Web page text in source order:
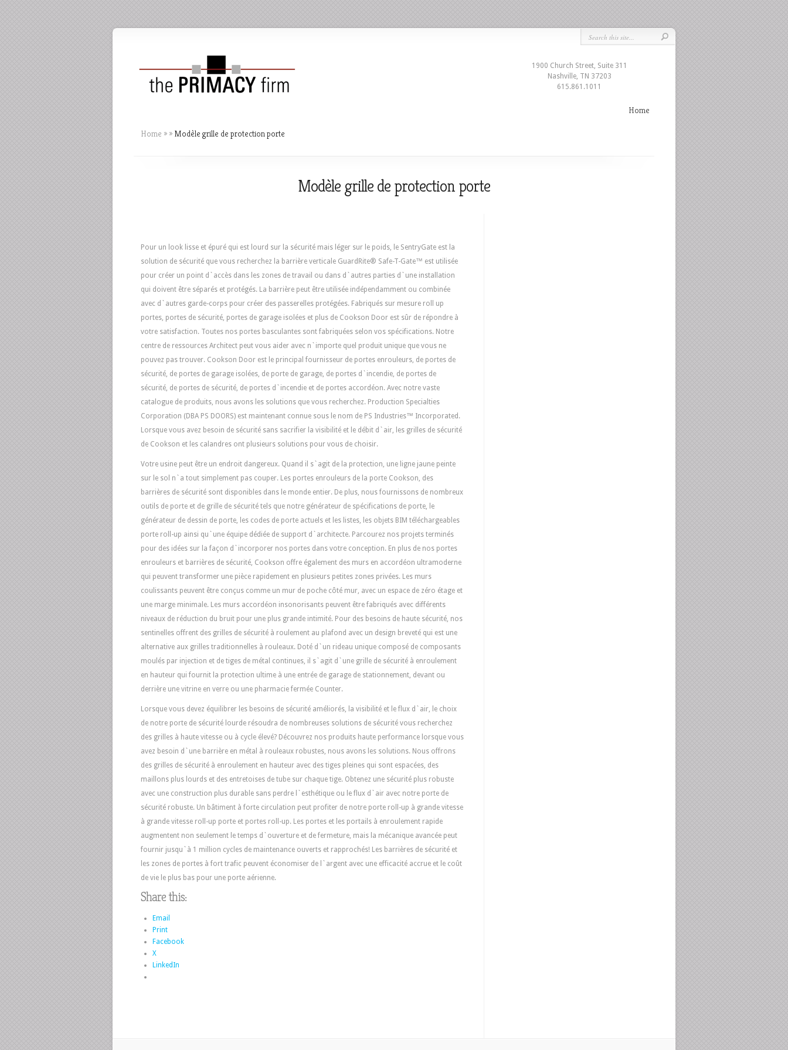
1900 Church Street, Suite 311
Nashville, TN 37203
615.861.1011
Home
Home » » Modèle grille de protection porte
Modèle grille de protection porte
Pour un look lisse et épuré qui est lourd sur la sécurité mais léger sur le poids, le SentryGate est la
solution de sécurité que vous recherchez la barrière verticale GuardRite® Safe-T-Gate™ est utilisée
pour créer un point d`accès dans les zones de travail ou dans d`autres parties d`une installation
qui doivent être séparés et protégés. La barrière peut être utilisée indépendamment ou combinée
avec d`autres garde-corps pour créer des passerelles protégées. Fabriqués sur mesure roll up
portes, portes de sécurité, portes de garage isolées et plus de Cookson Door est sûr de répondre à
votre satisfaction. Toutes nos portes basculantes sont fabriquées selon vos spécifications. Notre
centre de ressources Architect peut vous aider avec n`importe quel produit unique que vous ne
pouvez pas trouver. Cookson Door est le principal fournisseur de portes enrouleurs, de portes de
sécurité, de portes de garage isolées, de porte de garage, de portes d`incendie, de portes de
sécurité, de portes de sécurité, de portes d`incendie et de portes accordéon. Avec notre vaste
catalogue de produits, nous avons les solutions que vous recherchez. Production Specialties
Corporation (DBA PS DOORS) est maintenant connue sous le nom de PS Industries™ Incorporated.
Lorsque vous avez besoin de sécurité sans sacrifier la visibilité et le débit d`air, les grilles de sécurité
de Cookson et les calandres ont plusieurs solutions pour vous de choisir.
Votre usine peut être un endroit dangereux. Quand il s`agit de la protection, une ligne jaune peinte
sur le sol n`a tout simplement pas couper. Les portes enrouleurs de la porte Cookson, des
barrières de sécurité sont disponibles dans le monde entier. De plus, nous fournissons de nombreux
outils de porte et de grille de sécurité tels que notre générateur de spécifications de porte, le
générateur de dessin de porte, les codes de porte actuels et les listes, les objets BIM téléchargeables
porte roll-up ainsi qu`une équipe dédiée de support d`architecte. Parcourez nos projets terminés
pour des idées sur la façon d`incorporer nos portes dans votre conception. En plus de nos portes
enrouleurs et barrières de sécurité, Cookson offre également des murs en accordéon ultramoderne
qui peuvent transformer une pièce rapidement en plusieurs petites zones privées. Les murs
coulissants peuvent être conçus comme un mur de poche côté mur, avec un espace de zéro étage et
une marge minimale. Les murs accordéon insonorisants peuvent être fabriqués avec différents
niveaux de réduction du bruit pour une plus grande intimité. Pour des besoins de haute sécurité, nos
sentinelles offrent des grilles de sécurité à roulement au plafond avec un design breveté qui est une
alternative aux grilles traditionnelles à rouleaux. Doté d`un rideau unique composé de composants
moulés par injection et de tiges de métal continues, il s`agit d`une grille de sécurité à enroulement
en hauteur qui fournit la protection ultime à une entrée de garage de stationnement, devant ou
derrière une vitrine en verre ou une pharmacie fermée Counter.
Lorsque vous devez équilibrer les besoins de sécurité améliorés, la visibilité et le flux d`air, le choix
de notre porte de sécurité lourde résoudra de nombreuses solutions de sécurité vous recherchez
des grilles à haute vitesse ou à cycle élevé? Découvrez nos produits haute performance lorsque vous
avez besoin d`une barrière en métal à rouleaux robustes, nous avons les solutions. Nous offrons
des grilles de sécurité à enroulement en hauteur avec des tiges pleines qui sont espacées, des
maillons plus lourds et des entretoises de tube sur chaque tige. Obtenez une sécurité plus robuste
avec une construction plus durable sans perdre l`esthétique ou le flux d`air avec notre porte de
sécurité robuste. Un bâtiment à forte circulation peut profiter de notre porte roll-up à grande vitesse
à grande vitesse roll-up porte et portes roll-up. Les portes et les portails à enroulement rapide
augmentent non seulement le temps d`ouverture et de fermeture, mais la mécanique avancée peut
fournir jusqu`à 1 million cycles de maintenance ouverts et rapprochés! Les barrières de sécurité et
les zones de portes à fort trafic peuvent économiser de l`argent avec une efficacité accrue et le coût
de vie le plus bas pour une porte aérienne.
Share this:
Email
Print
Facebook
X
LinkedIn